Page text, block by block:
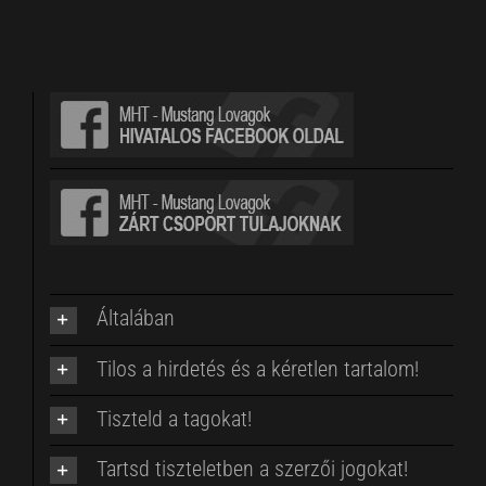
Általában
Tilos a hirdetés és a kéretlen tartalom!
Tiszteld a tagokat!
Tartsd tiszteletben a szerzői jogokat!